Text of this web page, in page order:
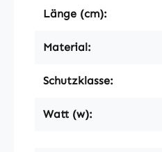
Länge (cm):
Material:
Schutzklasse:
Watt (w):